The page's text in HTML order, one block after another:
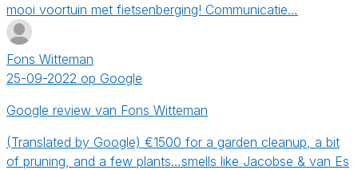
mooi voortuin met fietsenberging! Communicatie…
Fons Witteman
25-09-2022 op Google
Google review van Fons Witteman
(Translated by Google) €1500 for a garden cleanup, a bit
of pruning, and a few plants…smells like Jacobse & van Es